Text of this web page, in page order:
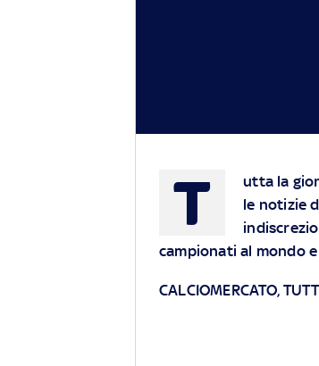
T
utta la
le notizie
campionati al mondo
CALCIOMERCATO,